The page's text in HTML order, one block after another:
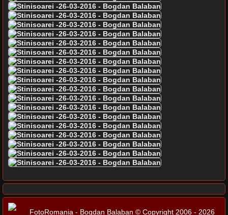
FotoRomania - Bogdan Balaban © Copyright 2006 - 2026